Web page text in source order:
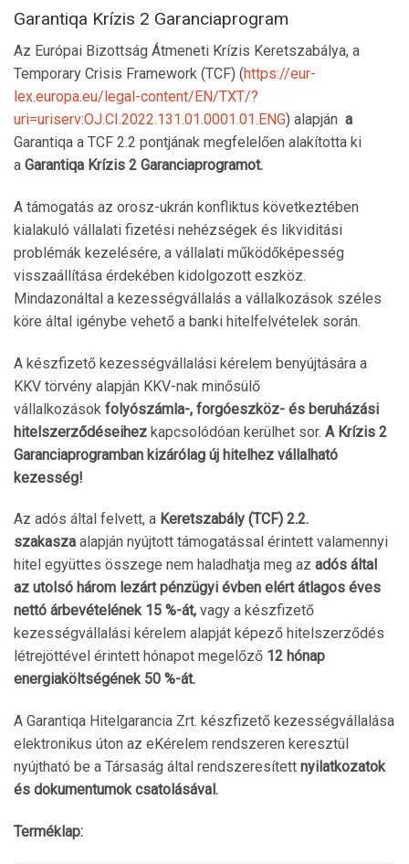
Garantiqa Krízis 2 Garanciaprogram
Az Európai Bizottság Átmeneti Krízis Keretszabálya, a
Temporary Crisis Framework (TCF) (https://eur-
lex.europa.eu/legal-content/EN/TXT/?
uri=uriserv:OJ.CI.2022.131.01.0001.01.ENG) alapján a
Garantiqa a TCF 2.2 pontjának megfelelően alakította ki
a Garantiqa Krízis 2 Garanciaprogramot.
A támogatás az orosz-ukrán konfliktus következtében
kialakuló vállalati fizetési nehézségek és likviditási
problémák kezelésére, a vállalati működőképesség
visszaállítása érdekében kidolgozott eszköz.
Mindazonáltal a kezességvállalás a vállalkozások széles
köre által igénybe vehető a banki hitelfelvételek során.
A készfizető kezességvállalási kérelem benyújtására a
KKV törvény alapján KKV-nak minősülő
vállalkozások folyószámla-, forgóeszköz- és beruházási
hitelszerződéseihez kapcsolódóan kerülhet sor. A Krízis 2
Garanciaprogramban kizárólag új hitelhez vállalható
kezesség!
Az adós által felvett, a Keretszabály (TCF) 2.2.
szakasza alapján nyújtott támogatással érintett valamennyi
hitel együttes összege nem haladhatja meg az adós által
az utolsó három lezárt pénzügyi évben elért átlagos éves
nettó árbevételének 15 %-át, vagy a készfizető
kezességvállalási kérelem alapját képező hitelszerződés
létrejöttével érintett hónapot megelőző 12 hónap
energiaköltségének 50 %-át.
A Garantiqa Hitelgarancia Zrt. készfizető kezességvállalása
elektronikus úton az eKérelem rendszeren keresztül
nyújtható be a Társaság által rendszeresített nyilatkozatok
és dokumentumok csatolásával.
Terméklap: